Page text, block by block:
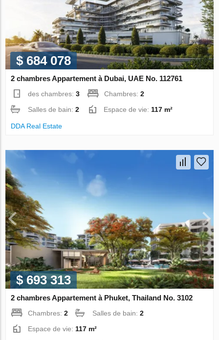
$ 684 078
2 chambres Appartement à Dubai, UAE No. 112761
des chambres:3 Chambres:2
Salles de bain:2 Espace de vie:117 m²
DDA Real Estate
$ 693 313
2 chambres Appartement à Phuket, Thailand No. 3102
Chambres:2 Salles de bain:2
Espace de vie: 117 m²